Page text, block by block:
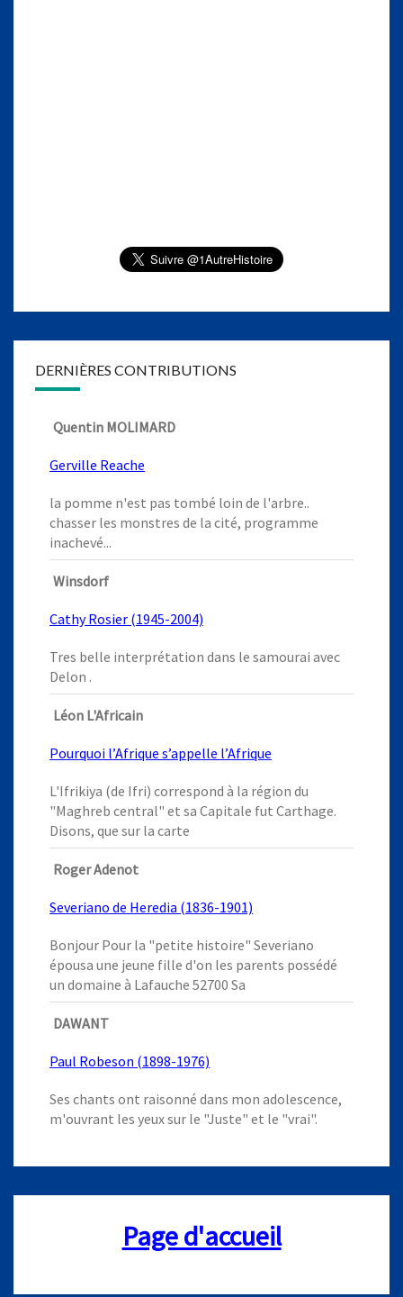
DERNIÈRES CONTRIBUTIONS
Quentin MOLIMARD
Gerville Reache
la pomme n'est pas tombé loin de l'arbre..
chasser les monstres de la cité, programme
inachevé...
Winsdorf
Cathy Rosier (1945-2004)
Tres belle interprétation dans le samourai avec
Delon .
Léon L'Africain
Pourquoi l’Afrique s’appelle l’Afrique
L'Ifrikiya (de Ifri) correspond à la région du
"Maghreb central" et sa Capitale fut Carthage.
Disons, que sur la carte
Roger Adenot
Severiano de Heredia (1836-1901)
Bonjour Pour la "petite histoire" Severiano
épousa une jeune fille d'on les parents possédé
un domaine à Lafauche 52700 Sa
DAWANT
Paul Robeson (1898-1976)
Ses chants ont raisonné dans mon adolescence,
m'ouvrant les yeux sur le "Juste" et le "vrai".
Page d'accueil